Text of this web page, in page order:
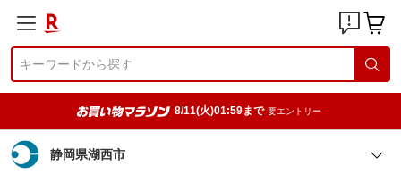
8/11(火)01:59まで 要エントリー
静岡県湖西市